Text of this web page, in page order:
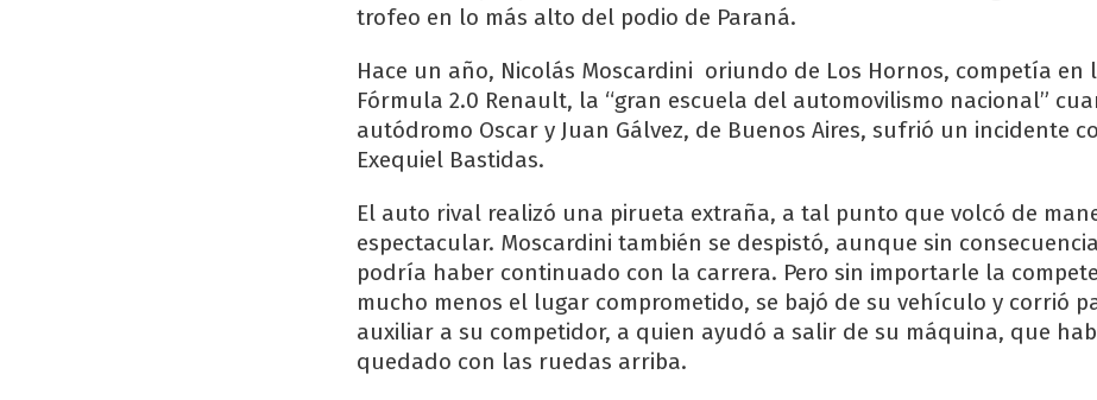
trofeo en lo más alto del podio de Paraná.
Hace un año, Nicolás Moscardini oriundo de Los Hornos, competía en
Fórmula 2.0 Renault, la “gran escuela del automovilismo nacional”
autódromo Oscar y Juan Gálvez, de Buenos Aires, sufrió un incidente
Exequiel Bastidas.
El auto rival realizó una pirueta extraña, a tal punto que volcó de
espectacular. Moscardini también se despistó, aunque sin
podría haber continuado con la carrera. Pero sin importarle la
mucho menos el lugar comprometido, se bajó de su vehículo y corrió
auxiliar a su competidor, a quien ayudó a salir de su máquina, que
quedado con las ruedas arriba.